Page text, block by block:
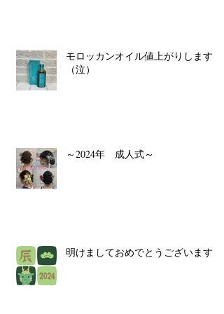
モロッカンオイル値上がりします
（泣）
～2024年 成人式～
明けましておめでとうございます！